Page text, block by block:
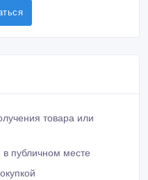
товара или
в публичном месте